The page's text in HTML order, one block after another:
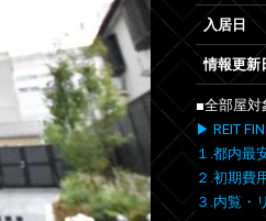
入居日
情報更新
■全部屋対
▶ REIT
１.都内最
２.初期費
３.内覧・